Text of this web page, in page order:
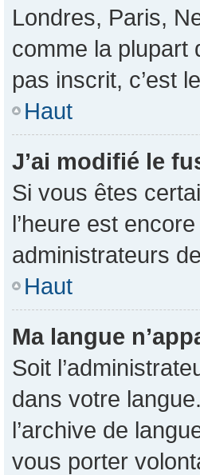
Londres, Paris,
comme la plupart
pas inscrit, c’est
Haut
J’ai modifié le
Si vous êtes
l’heure est
administrateurs
Haut
Ma langue
Soit
dans votre
l’archive de
vous porter